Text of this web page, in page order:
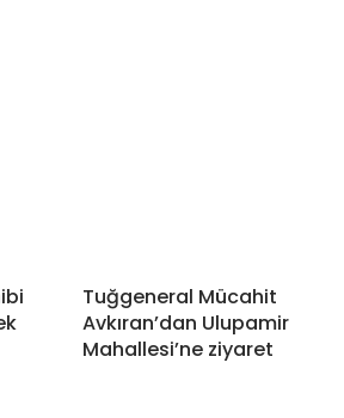
Tuğgeneral Mücahit
Avkıran’dan Ulupamir
Mahallesi’ne ziyaret